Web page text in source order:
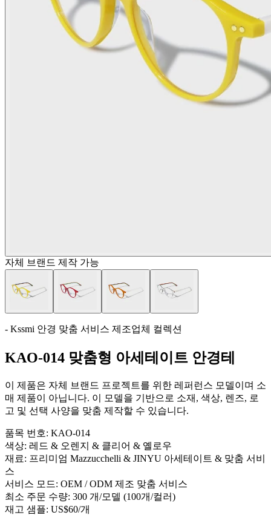
자체 브랜드 제작 가능
- Kssmi 안경 맞춤 서비스 제조업체 컬렉션
KAO-014 맞춤형 아세테이트 안경테
이 제품은 자체 브랜드 프로젝트를 위한 레퍼런스 모델이며 소
매 제품이 아닙니다. 이 모델을 기반으로 소재, 색상, 렌즈, 로
고 및 선택 사양을 맞춤 제작할 수 있습니다.
품목 번호: KAO-014
색상: 레드 & 오렌지 & 클리어 & 옐로우
재료: 프리미엄 Mazzucchelli & JINYU 아세테이트 & 맞춤 서비
스
서비스 모드: OEM / ODM 제조 맞춤 서비스
최소 주문 수량: 300 개/모델 (100개/컬러)
재고 샘플: US$60/개